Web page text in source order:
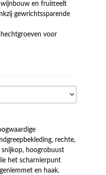
wijnbouw en fruitteelt
gewrichtssparende
hechtgroeven voor
rechte,
snijkop, hoogrobuust
het scharnierpunt
en haak.